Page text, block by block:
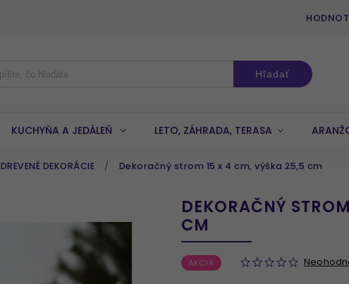
Hľadať
KUCHYŇA A JEDÁLEŇ LETO, ZÁHRADA, TERASA
DREVENÉ DEKORÁCIE / Dekoračný strom 15 x 4 cm, výška 25,5 cm
DEKORAČNÝ
CM
AKCIA